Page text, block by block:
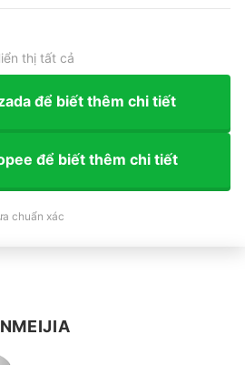
thị tất cả
để biết thêm chi tiết
để biết thêm chi tiết
chuẩn xác